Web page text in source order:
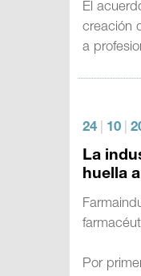
El
creación
a
24 10
La
huella
Por